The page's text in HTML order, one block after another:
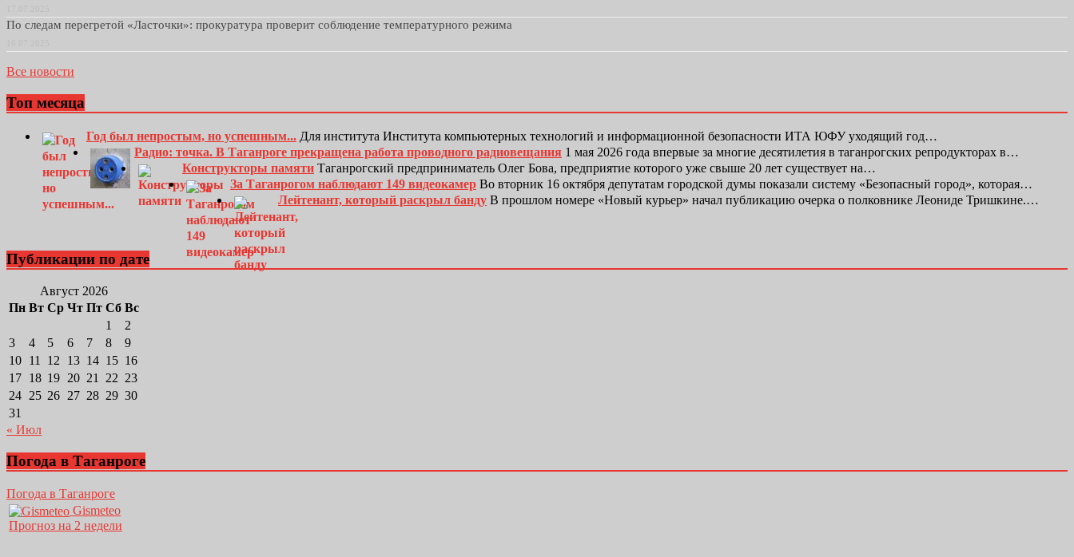
По следам перегретой «Ласточки»: прокуратура проверит соблюдение температурного режима
Все новости
Топ месяца
Год был непростым, но успешным... Для института Института компьютерных технологий и информационной безопасности ИТА ЮФУ уходящий год…
Радио: точка. В Таганроге прекращена работа проводного радиовещания 1 мая 2026 года впервые за многие десятилетия в таганрогских репродукторах в…
Конструкторы памяти Таганрогский предприниматель Олег Бова, предприятие которого уже свыше 20 лет существует на…
За Таганрогом наблюдают 149 видеокамер Во вторник 16 октября депутатам городской думы показали систему «Безопасный город», которая…
Лейтенант, который раскрыл банду В прошлом номере «Новый курьер» начал публикацию очерка о полковнике Леониде Тришкине.…
Публикации по дате
Август 2026
Пн Вт Ср Чт Пт Сб Вс
1
2
3
4 5 6 7 8
9
10 11 12 13 14 15 16
17 18 19 20 21 22 23
24 25 26 27 28 29 30
31
« Июл
Погода в Таганроге
Погода в Таганроге
Gismeteo
Прогноз на 2 недели